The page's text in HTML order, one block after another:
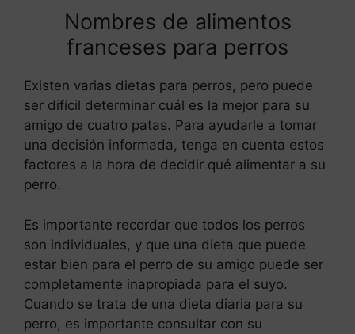
Nombres de alimentos
franceses para perros
Existen varias dietas para perros, pero puede
ser difícil determinar cuál es la mejor para su
amigo de cuatro patas. Para ayudarle a tomar
una decisión informada, tenga en cuenta estos
factores a la hora de decidir qué alimentar a su
perro.
Es importante recordar que todos los perros
son individuales, y que una dieta que puede
estar bien para el perro de su amigo puede ser
completamente inapropiada para el suyo.
Cuando se trata de una dieta diaria para su
perro, es importante consultar con su